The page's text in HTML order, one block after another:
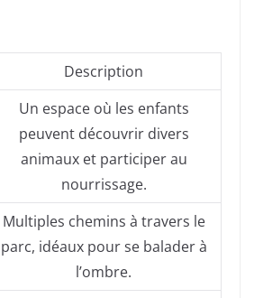
Description
Un espace où les enfants
peuvent découvrir divers
animaux et participer au
nourrissage.
Multiples chemins à travers le
parc, idéaux pour se balader à
l’ombre.